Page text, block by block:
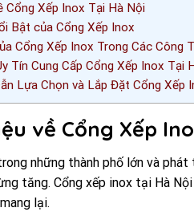
Cổng Xếp Inox Tại Hà Nội
Bật của Cổng Xếp Inox
Cổng Xếp Inox Trong Các Công
Tín Cung Cấp Cổng Xếp Inox Tại
Lựa Chọn và Lắp Đặt Cổng Xếp
về Cổng Xếp
những thành phố lớn và
tăng. Cổng xếp inox tại Hà
lại.